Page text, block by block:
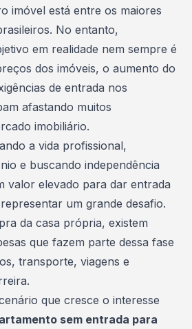
imóvel está entre os maiores
No entanto,
em realidade nem sempre é
dos imóveis, o aumento do
de entrada nos
afastando muitos
imobiliário.
a vida profissional,
e buscando independência
valor elevado para dar entrada
um grande desafio.
da casa própria, existem
que fazem parte dessa fase
transporte, viagens e
que cresce o interesse
sem entrada para